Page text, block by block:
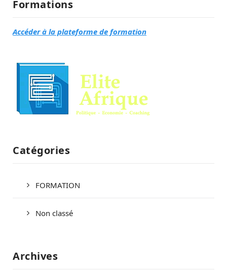
Formations
Accéder à la plateforme de formation
Catégories
FORMATION
Non classé
Archives